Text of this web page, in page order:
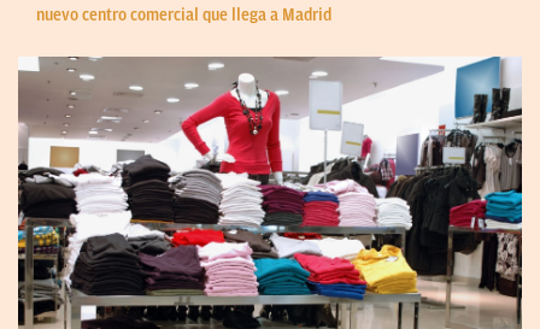
nuevo centro comercial que llega a Madrid